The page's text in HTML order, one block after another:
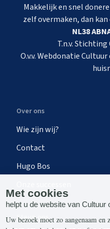
Makkelijk en snel
zelf overmaken, dan
NL38
T.n.v.
O.v.v. Webdonatie
Over ons
Wie zijn wij?
Contact
Hugo Bos
Steun ons